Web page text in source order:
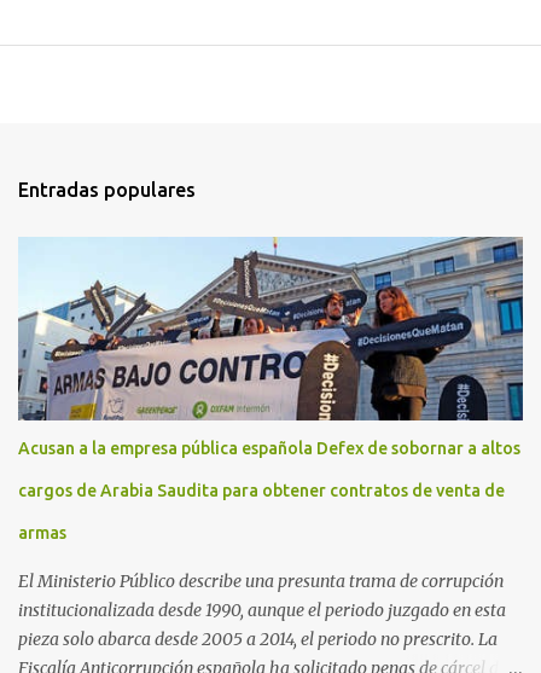
Entradas populares
Acusan a la empresa pública española Defex de sobornar a altos
cargos de Arabia Saudita para obtener contratos de venta de
armas
El Ministerio Público describe una presunta trama de corrupción
institucionalizada desde 1990, aunque el periodo juzgado en esta
pieza solo abarca desde 2005 a 2014, el periodo no prescrito. La
Fiscalía Anticorrupción española ha solicitado penas de cárcel de